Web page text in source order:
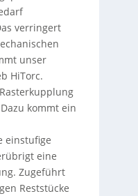
verringert
unser
HiTorc.
kommt ein
einstufige
eine
Zugeführt
Reststücke